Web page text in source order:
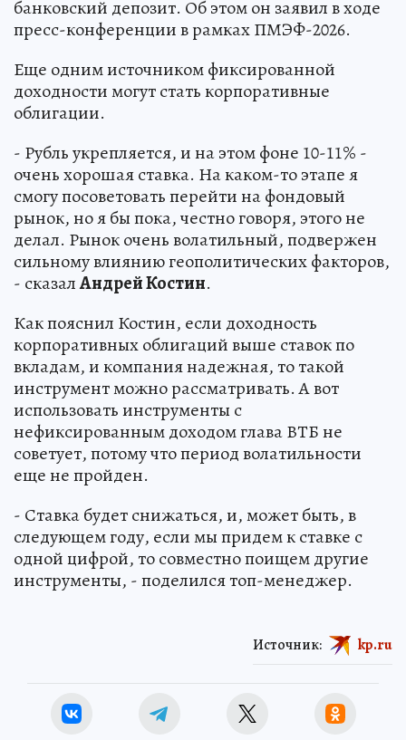
банковский депозит. Об этом он заявил в ходе
пресс-конференции в рамках ПМЭФ-2026.
Еще одним источником фиксированной
доходности могут стать корпоративные
облигации.
- Рубль укрепляется, и на этом фоне 10-11% -
очень хорошая ставка. На каком-то этапе я
смогу посоветовать перейти на фондовый
рынок, но я бы пока, честно говоря, этого не
делал. Рынок очень волатильный, подвержен
сильному влиянию геополитических факторов,
- сказалАндрей Костин.
Как пояснил Костин, если доходность
корпоративных облигаций выше ставок по
вкладам, и компания надежная, то такой
инструмент можно рассматривать. А вот
использовать инструменты с
нефиксированным доходом глава ВТБ не
советует, потому что период волатильности
еще не пройден.
- Ставка будет снижаться, и, может быть, в
следующем году, если мы придем к ставке с
одной цифрой, то совместно поищем другие
инструменты, - поделился топ-менеджер.
Источник: kp.ru